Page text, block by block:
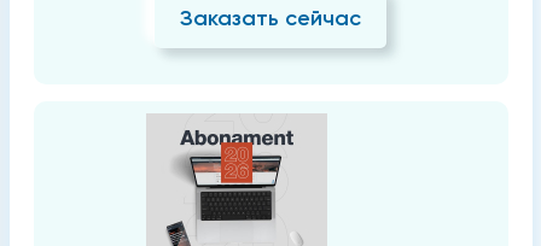
Заказать сейчас